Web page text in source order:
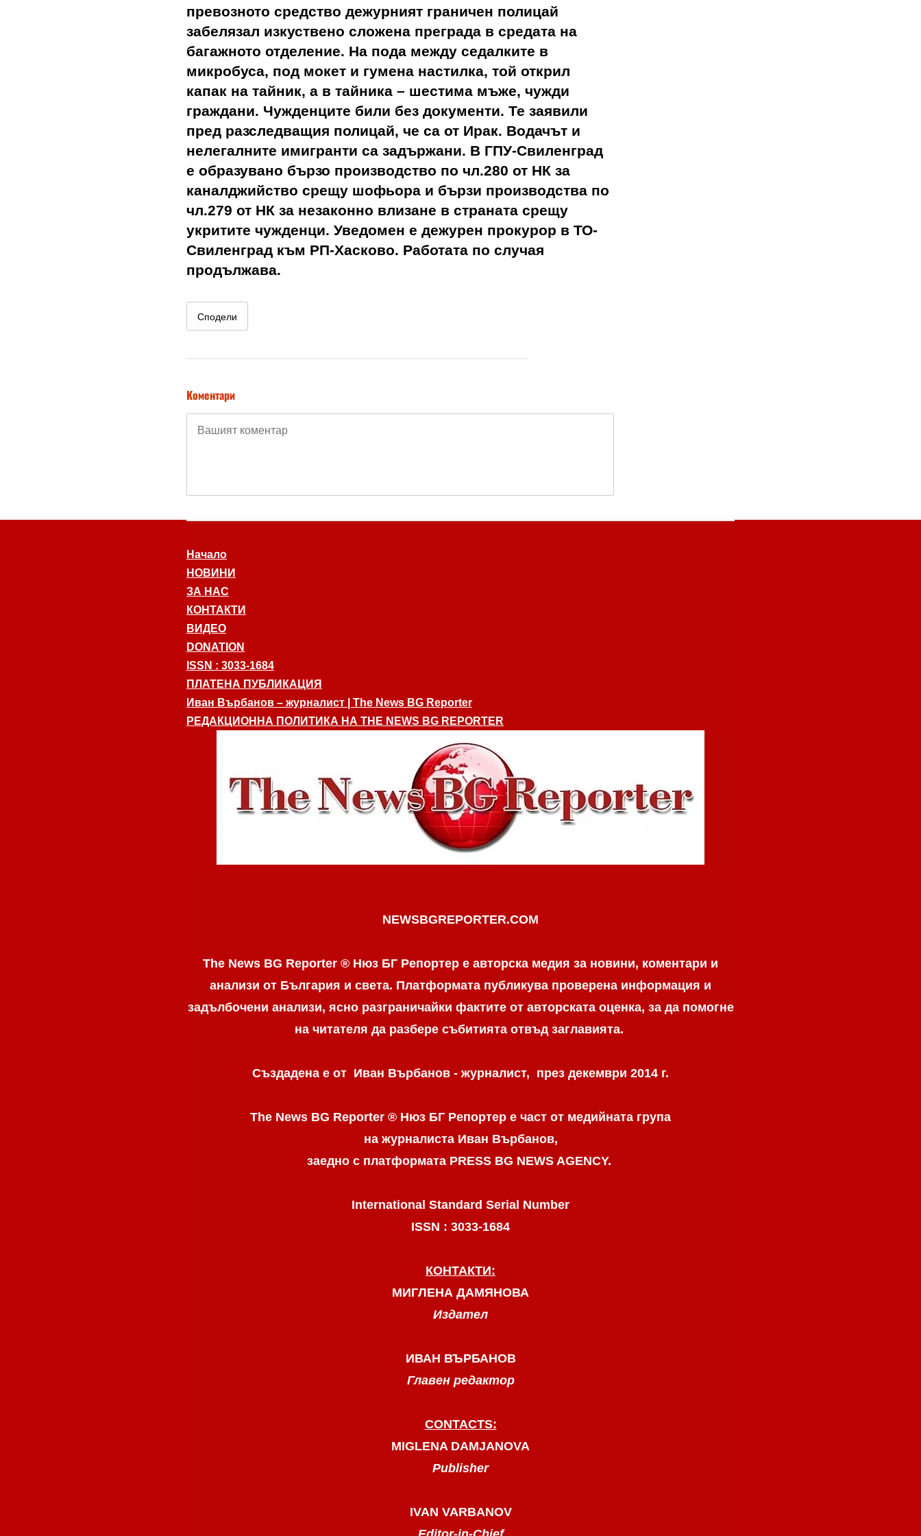
превозното средство дежурният граничен полицай
забелязал изкуствено сложена преграда в средата на
багажното отделение. На пода между седалките в
микробуса, под мокет и гумена настилка, той открил
капак на тайник, а в тайника – шестима мъже, чужди
граждани. Чужденците били без документи. Те заявили
пред разследващия полицай, че са от Ирак. Водачът и
нелегалните имигранти са задържани. В ГПУ-Свиленград
е образувано бързо производство по чл.280 от НК за
каналджийство срещу шофьора и бързи производства по
чл.279 от НК за незаконно влизане в страната срещу
укритите чужденци. Уведомен е дежурен прокурор в ТО-
Свиленград към РП-Хасково. Работата по случая
продължава.
Сподели
Коментари
Начало
НОВИНИ
ЗА НАС
КОНТАКТИ
ВИДЕО
DONATION
ISSN : 3033-1684
ПЛАТЕНА ПУБЛИКАЦИЯ
Иван Върбанов – журналист | The News BG Reporter
РЕДАКЦИОННА ПОЛИТИКА НА THE NEWS BG REPORTER
NEWSBGREPORTER.COM
The News BG Reporter ® Нюз БГ Репортер е авторска медия за новини, коментари и
анализи от България и света. Платформата публикува проверена информация и
задълбочени анализи, ясно разграничaйки фактите от авторската оценка, за да помогне
на читателя да разбере събитията отвъд заглавията.
Създадена е от Иван Върбанов - журналист, през декември 2014 г.
The News BG Reporter ® Нюз БГ Репортер е част от медийната група
на журналиста Иван Върбанов,
заедно с платформата PRESS BG NEWS AGENCY.
International Standard Serial Number
ISSN : 3033-1684
КОНТАКТИ:
МИГЛЕНА ДАМЯНОВА
Издател
ИВАН ВЪРБАНОВ
Главен редактор
CONTACTS:
MIGLENA DAMJANOVA
Publisher
IVAN VARBANOV